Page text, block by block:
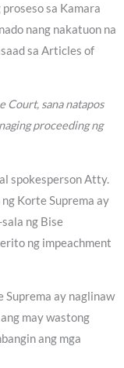
sa Kamara
nang nakatuon na
sa Articles of
Court, sana natapos
proceeding ng
spokesperson Atty.
Korte Suprema ay
ng Bise
ng impeachment
Suprema ay naglinaw
may wastong
ang mga